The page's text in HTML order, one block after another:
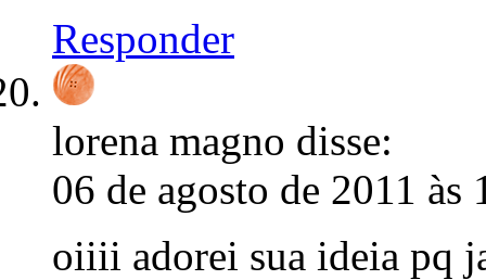
Responder
lorena magno disse:
06 de agosto de 2011 às
oiiii adorei sua ideia pq